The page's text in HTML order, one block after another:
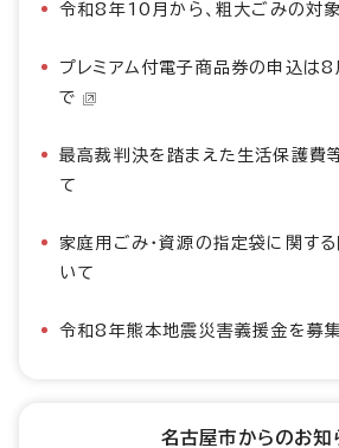
令和8年10月から、粗大ごみの対
プレミアム付電子商品券の申込は8
で
最高裁判決を踏まえた生活保護費
て
家庭用ごみ・資源の指定袋に関す
いて
令和8年熊本地震災害義援金を募
名古屋市からのお知